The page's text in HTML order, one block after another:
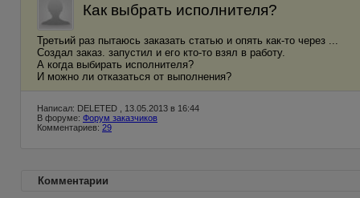
Как выбрать исполнителя?
Третьий раз пытаюсь заказать статью и опять как-то через ...
Создал заказ. запустил и его кто-то взял в работу.
А когда выбирать исполнителя?
И можно ли отказаться от выполнения?
Написал: DELETED , 13.05.2013 в 16:44
В форуме: Форум заказчиков
Комментариев: 29
Комментарии